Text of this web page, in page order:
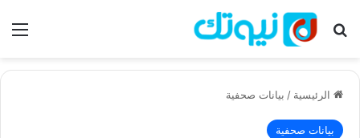
بحث عن
الرئيسية / بيانات صحفية
بيانات صحفية